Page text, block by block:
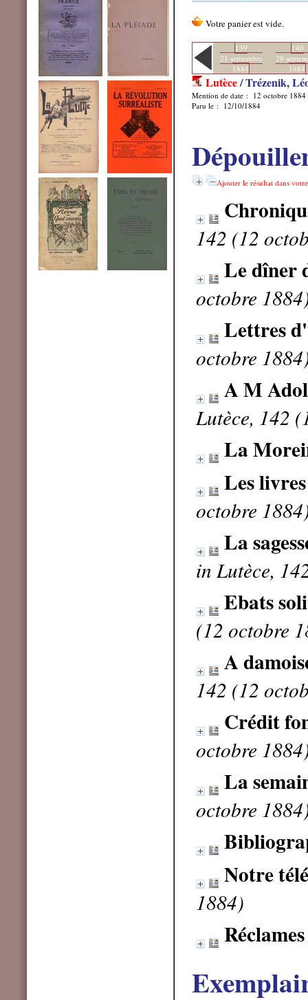
139
21 septembre
1884
140
28
1884
Lutèce/ Trézenik,
Mention de date : 12 octobre 1884
Paru le : 12/10/1884
Ajouter le résultat dans
142 (12
Le dîner
octobre
Lettres
octobre
A M
Lutèce, 142
La
Les livres
octobre
La
in Lutèce,
Ebats
(12 octobre
A
142 (12
Crédit
octobre
La
octobre
Notre
1884)
Réclames